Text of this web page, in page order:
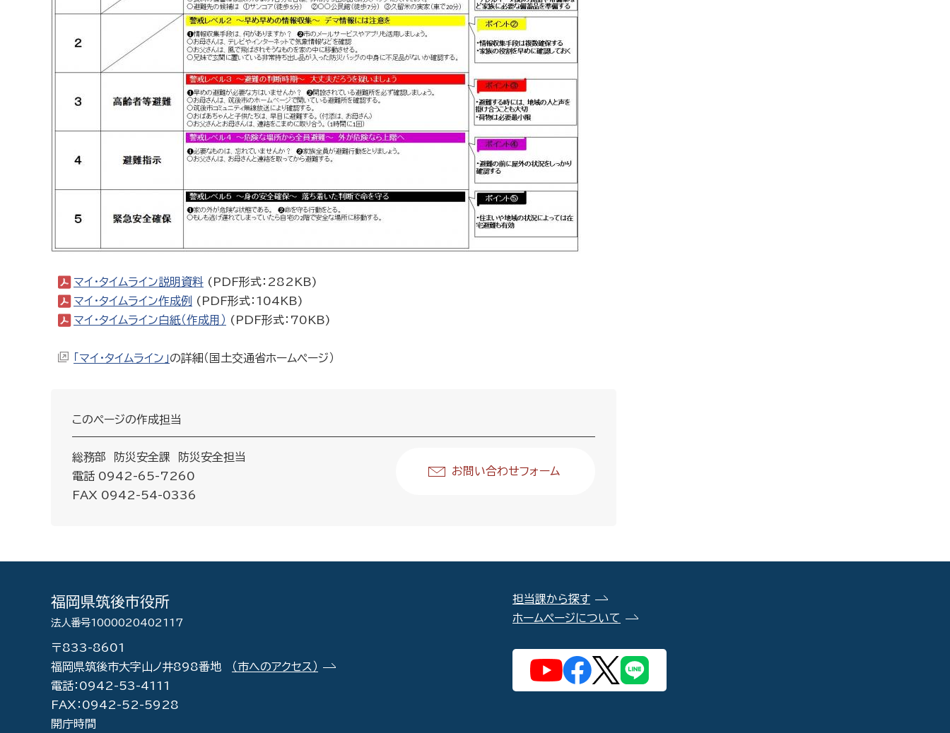
マイ・タイムライン説明資料 (PDF形式：282KB)
マイ・タイムライン作成例
(PDF形式：104KB)
マイ・タイムライン白紙（作成用） (PDF形式：70KB)
「マイ・タイムライン」の詳細（国土交通省ホームページ）
このページの作成担当
総務部 防災安全課 防災安全担当
電話 0942-65-7260
FAX 0942-54-0336
お問い合わせフォーム
福岡県筑後市役所
法人番号1000020402117
〒833-8601
福岡県筑後市大字山ノ井898番地
（市へのアクセス）
電話：0942-53-4111
FAX：0942-52-5928
開庁時間
担当課から探す
ホームページについて